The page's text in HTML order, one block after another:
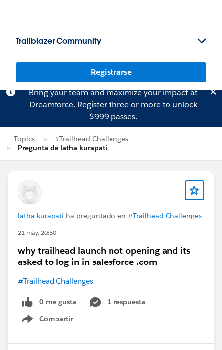
Trailblazer Community
Registrarse
Bring your team and maximize your impact at
Dreamforce. Registerthree or more to unlock
$999 passes.
Topics
#Trailhead Challenges
Pregunta de latha kurapati
latha kurapati ha preguntado en #Trailhead Challenges
21 may. 20:50
why trailhead launch not opening and its
asked to log in in salesforce .com
#Trailhead Challenges
0 me gusta
1 respuesta
Compartir
Show menu